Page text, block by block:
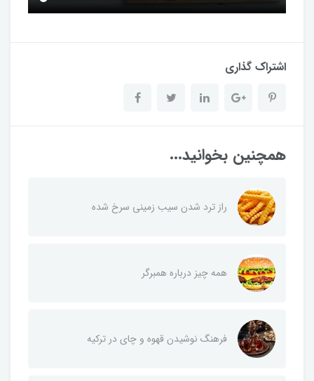
اشتراک گذاری
همچنین بخوانید...
راز ترد شدن سیب زمینی سرخ شده
همه چیز درباره همبرگر
فرهنگ نوشیدن قهوه و چای در ترکیه